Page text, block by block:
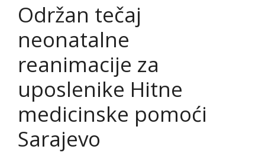
Održan tečaj
neonatalne
reanimacije za
uposlenike Hitne
medicinske pomoći
Sarajevo